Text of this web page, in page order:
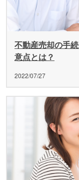
不動産売却の手
意点とは？
2022/07/27